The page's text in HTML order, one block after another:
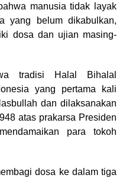
manusia tidak layak
yang belum dikabulkan,
dosa dan ujian masing-
tradisi Halal Bihalal
yang pertama kali
dan dilaksanakan
atas prakarsa Presiden
para tokoh
dosa ke dalam tiga